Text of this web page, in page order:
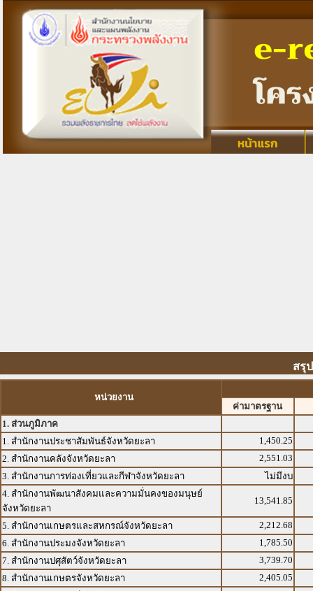
สรุ
หน่วยงาน
ค่ามาตรฐาน
1. ส่วนภูมิภาค
1. สำนักงานประชาสัมพันธ์จังหวัดยะลา
1,450.25
2. สำนักงานคลังจังหวัดยะลา
2,551.03
3. สำนักงานการท่องเที่ยวและกีฬาจังหวัดยะลา
ไม่มีงบ
4. สำนักงานพัฒนาสังคมและความมั่นคงของมนุษย์
จังหวัดยะลา
13,541.85
5. สำนักงานเกษตรและสหกรณ์จังหวัดยะลา
2,212.68
6. สำนักงานประมงจังหวัดยะลา
1,785.50
7. สำนักงานปศุสัตว์จังหวัดยะลา
3,739.70
8. สำนักงานเกษตรจังหวัดยะลา
2,405.05